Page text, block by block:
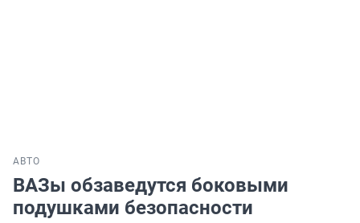
АВТО
ВАЗы обзаведутся боковыми
подушками безопасности